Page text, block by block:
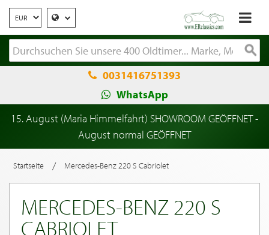
0031416751393
WhatsApp
15. August (Maria Himmelfahrt) SHOWROOM GEÖFFNET -
August normal GEÖFFNET
Startseite / Mercedes-Benz 220 S Cabriolet
MERCEDES-BENZ 220 S
CABRIOLET